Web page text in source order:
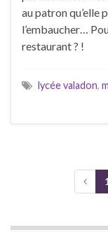
au patron qu’elle
l’embaucher…
restaurant ? !
lycée valadon,
1